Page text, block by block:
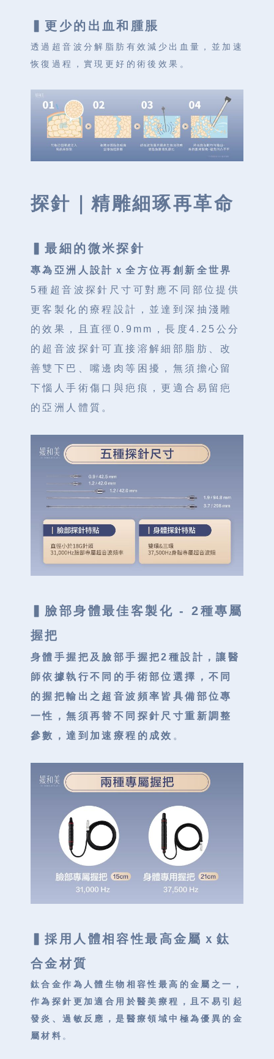
▍更少的出血和腫脹
透過超音波分解脂肪有效減少出血量，並加速
恢復過程，實現更好的術後效果。
探針｜精雕細琢再革命
▍最細的微米探針
專為亞洲人設計ｘ全方位再創新全世界
5種超音波探針尺寸可對應不同部位提供
更客製化的療程設計，並達到深抽淺雕
的效果，且直徑0.9mm，長度4.25公分
的超音波探針可直接溶解細部脂肪、改
善雙下巴、嘴邊肉等困擾，無須擔心留
下惱人手術傷口與疤痕，更適合易留疤
的亞洲人體質。
臉部身體最佳客製化 - 2種專屬
握把
身體手握把及臉部手握把2種設計，讓醫
師依據執行不同的手術部位選擇，不同
的握把輸出之超音波頻率皆具備部位專
一性，無須再替不同探針尺寸重新調整
參數，達到加速療程的成效 。
▍採用人體相容性最高金屬ｘ鈦
合金材質
鈦合金作為人體生物相容性最高的金屬之一，
作為探針更加適合用於醫美療程，且不易引起
發炎、過敏反應，是醫療領域中極為優異的金
屬材料 。